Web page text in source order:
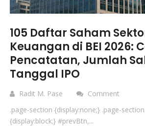
105 Daftar Saham
Keuangan di BEI 2026:
Pencatatan, Jumlah
Tanggal IPO
Radit M. Pase
Comment
.page-section {display:none;} .page-
{display:block;} #prevBtn,...